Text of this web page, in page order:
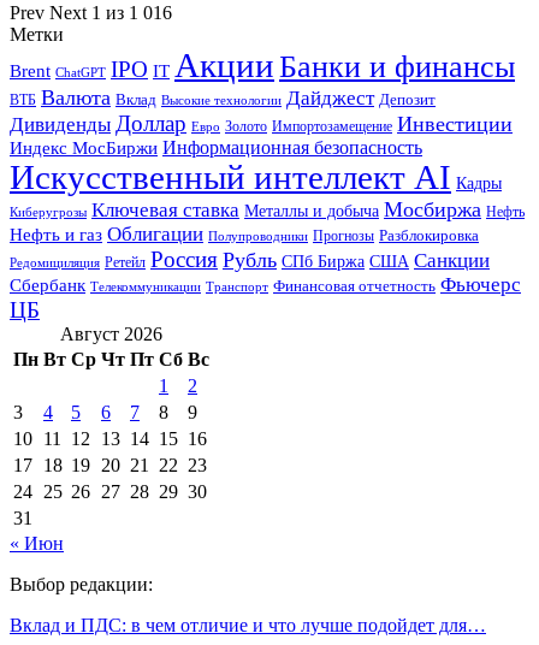
Prev Next 1 из 1 016
Метки
Brent ChatGPT IPO IT АкцииБанки и финансы
ВТБ Валюта Вклад Высокие технологии Дайджест Депозит
Дивиденды Доллар Евро Золото Импортозамещение Инвестиции
Индекс МосБиржи Информационная безопасность
Искусственный интеллект AI Кадры
Киберугрозы Ключевая ставка Металлы и добыча Мосбиржа Нефть
Нефть и газ Облигации Полупроводники Прогнозы Разблокировка
Редомициляция Ретейл Россия Рубль СПб Биржа США Санкции
Сбербанк Телекоммуникации Транспорт Финансовая отчетность Фьючерс
ЦБ
Август 2026
Пн Вт Ср Чт Пт Сб Вс
1
2
3
4 5 6 7 8
9
10 11 12 13 14 15 16
17 18 19 20 21 22 23
24 25 26 27 28 29 30
31
« Июн
Выбор редакции:
Вклад и ПДС: в чем отличие и что лучше подойдет для…